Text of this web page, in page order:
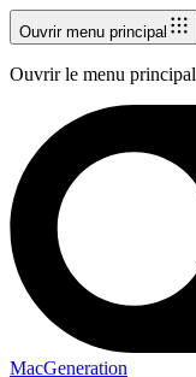
Ouvrir menu principal
Ouvrir le menu principal
MacGeneration